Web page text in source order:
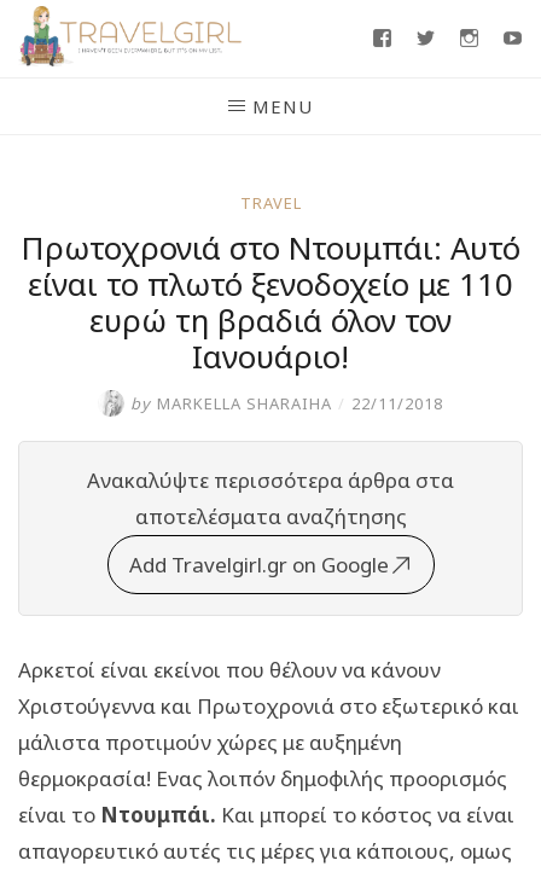
Skip
FacebookTwitter
MENU
TRAVEL
Πρωτοχρονιά στο Ντουμπάι: Αυτό
είναι το πλωτό ξενοδοχείο με 110
ευρώ τη βραδιά όλον τον
Ιανουάριο!
by MARKELLA SHARAIHA / 22/11/2018
Ανακαλύψτε περισσότερα άρθρα στα
αποτελέσματα αναζήτησης
Add Travelgirl.gr on Google
Αρκετοί είναι εκείνοι που θέλουν να κάνουν
Χριστούγεννα και Πρωτοχρονιά στο εξωτερικό και
μάλιστα προτιμούν χώρες με αυξημένη
θερμοκρασία! Ενας λοιπόν δημοφιλής προορισμός
είναι το Ντουμπάι. Και μπορεί το κόστος να είναι
απαγορευτικό αυτές τις μέρες για κάποιους, ομως